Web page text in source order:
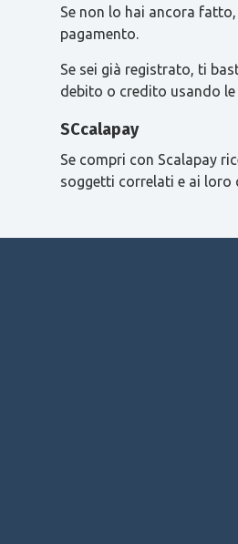
Se non lo hai ancora
pagamento.
Se sei già registrato, ti
debito o credito usando
SCcalapay
Se compri con Scalapay
soggetti correlati e ai loro